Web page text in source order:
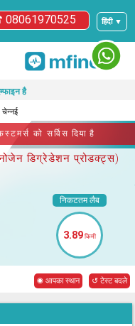
हिंदी ▼
है
चेन्नई
को सर्विस दिया है
डिग्रेडेशन प्रोडक्ट्स)
निकटतम लैब
3.89किमी
◉ आपका स्थान ↺ टेस्ट बदले